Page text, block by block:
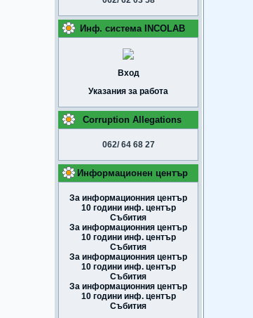
Инф. система INCOLAB
Вход
Указания за работа
Corruption Allegations
062/ 64 68 27
Информационен център
За информационния център
10 години инф. център
Събития
За информационния център
10 години инф. център
Събития
За информационния център
10 години инф. център
Събития
За информационния център
10 години инф. център
Събития